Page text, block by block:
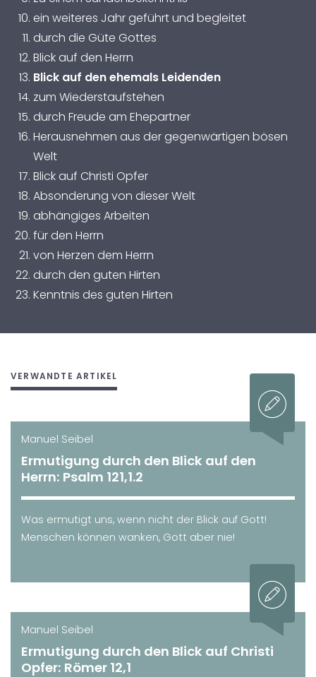
ein weiteres Jahr geführt und begleitet
durch die Güte Gottes
Blick auf den Herrn
Blick auf den ehemals Leidenden
zum Wiederstaufstehen
durch Freude am Ehepartner
Herausnehmen aus der gegenwärtigen bösen
Welt
Blick auf Christi Opfer
Absonderung von dieser Welt
abhängiges Arbeiten
für den Herrn
von Herzen dem Herrn
durch den guten Hirten
Kenntnis des guten Hirten
VERWANDTE ARTIKEL
Manuel Seibel
Ermutigung durch den Blick auf den
Herrn: Psalm 121,1.2
Was ermutigt uns, wenn nicht der Blick auf Gott!
Menschen können wanken, Gott aber nie!
Manuel Seibel
Ermutigung durch den Blick auf Christi
Opfer: Römer 12,1